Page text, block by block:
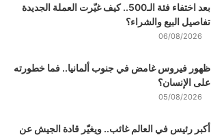
بعد اختفاء فئة الـ500.. كيف غيّرت العملة الجديدة
تفاصيل البيع والشراء؟
06/08/2026
ظهور فيروس غامض في جنوب ألمانيا.. فما خطورته
على الإنسان؟
05/08/2026
أكبر رئيس في العالم غائب.. ويغيّر قادة الجيش عن